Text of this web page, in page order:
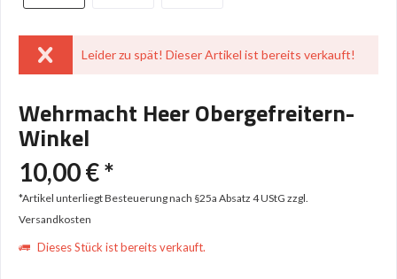
Leider zu spät! Dieser Artikel ist bereits verkauft!
Wehrmacht Heer Obergefreitern-
Winkel
10,00 € *
*Artikel unterliegt Besteuerung nach §25a Absatz 4 UStG zzgl.
Versandkosten
Dieses Stück ist bereits verkauft.